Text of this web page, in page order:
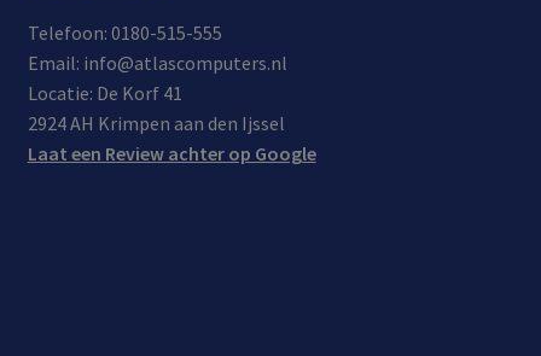
Telefoon: 0180-515-555
Email: info@atlascomputers.nl
Locatie: De Korf 41
2924 AH Krimpen aan den Ijssel
Laat een Review achter op Google